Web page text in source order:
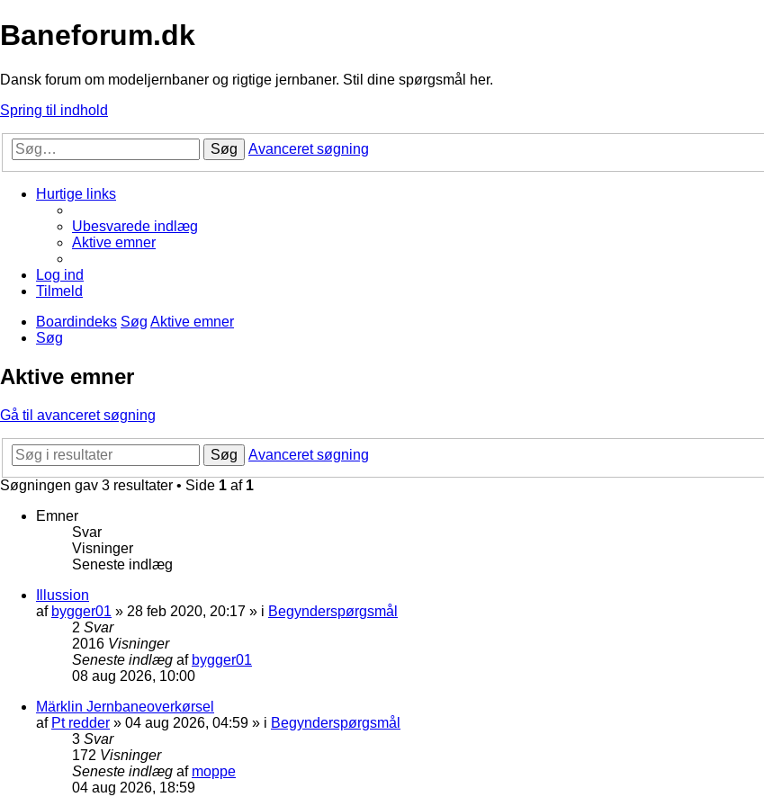
Baneforum.dk
Dansk forum om modeljernbaner og rigtige jernbaner. Stil dine spørgsmål her.
Spring til indhold
Søg Avanceret søgning
Hurtige links
Ubesvarede indlæg
Aktive emner
Log ind
Tilmeld
Boardindeks Søg Aktive emner
Søg
Aktive emner
Gå til avanceret søgning
Søg
Avanceret søgning
Søgningen gav 3 resultater • Side 1 af 1
Emner
Svar
Visninger
Seneste indlæg
Illussion
af bygger01 » 28 feb 2020, 20:17 » i Begynderspørgsmål
2 Svar
2016 Visninger
Seneste indlæg af bygger01
08 aug 2026, 10:00
Märklin Jernbaneoverkørsel
af Pt redder » 04 aug 2026, 04:59 » i Begynderspørgsmål
3 Svar
172 Visninger
Seneste indlæg af moppe
04 aug 2026, 18:59